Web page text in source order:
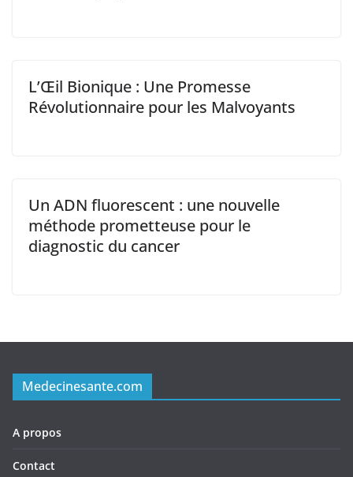
L’Œil Bionique : Une Promesse
Révolutionnaire pour les Malvoyants
Un ADN fluorescent : une nouvelle
méthode prometteuse pour le
diagnostic du cancer
Medecinesante.com
A propos
Contact